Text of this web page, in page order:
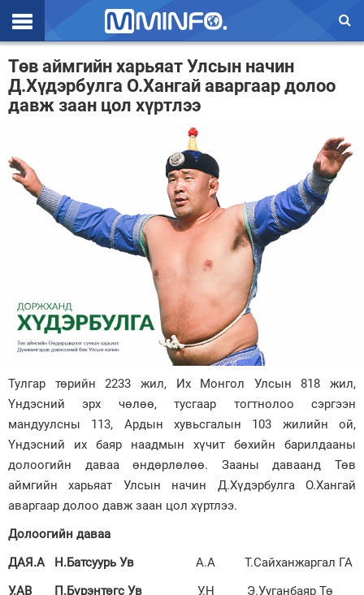
Эхлэл
Цаг агаар
Улс төр
Эдийн засаг
Үзэл бодол
Дэлхий
Энтертайнмэнт
Зурхай
Төв аймгийн харьяат Улсын начин
Д.Хүдэрбулга О.Хангай аваргаар долоо
давж заан цол хүртлээ
Тулгар төрийн 2233 жил, Их Монгол Улсын 818 жил,
Үндэсний эрх чөлөө, тусгаар тогтнолоо сэргээн
мандуулсны 113, Ардын хувьсгалын 103 жилийн ой,
Үндэсний их баяр наадмын хүчит бөхийн барилдааны
долоогийн даваа өндөрлөлөө. Зааны даваанд Төв
аймгийн харьяат Улсын начин Д.Хүдэрбулга О.Хангай
аваргаар долоо давж заан цол хүртлээ.
Долоогийн даваа
ДАЯ.А Н.Батсуурь Ув А.А Т.Сайханжаргал ГА
У.АВ П.Бүрэнтөгс Ув
У.Н Э.Ууганбаяр Тө